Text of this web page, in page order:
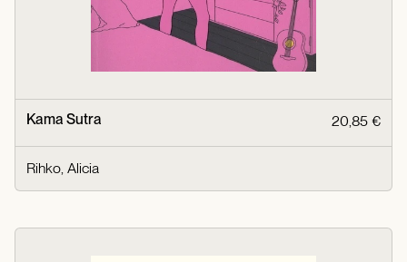
Kama Sutra 20,85 €
Rihko, Alicia